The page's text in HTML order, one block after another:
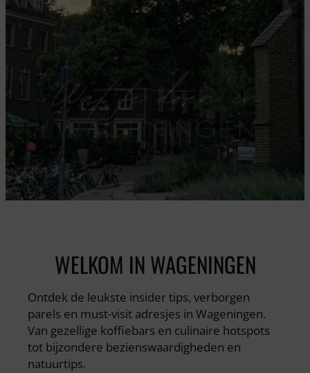
WELKOM IN WAGENINGEN
Ontdek de leukste insider tips, verborgen
parels en must-visit adresjes in Wageningen.
Van gezellige koffiebars en culinaire hotspots
tot bijzondere bezienswaardigheden en
natuurtips.